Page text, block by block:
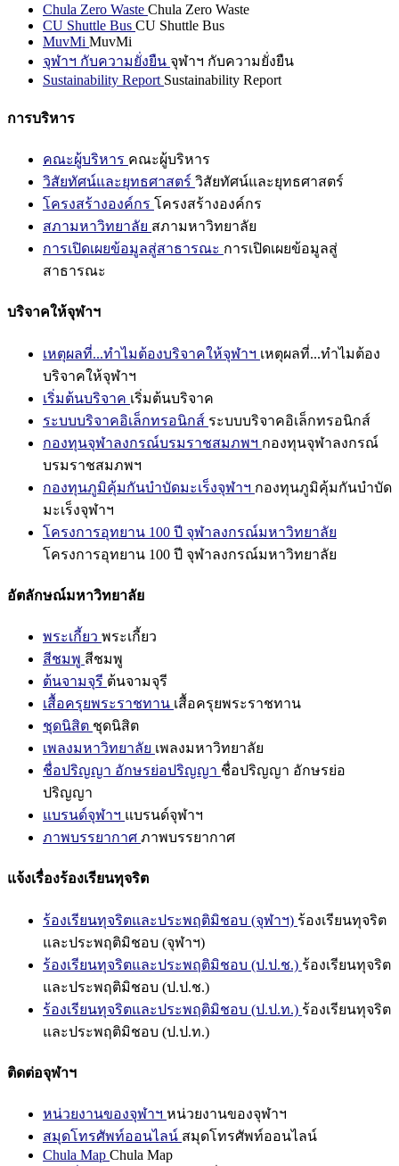
Chula Zero Waste Chula Zero Waste
CU Shuttle Bus CU Shuttle Bus
MuvMi MuvMi
จุฬาฯ กับความยั่งยืน จุฬาฯ กับความยั่งยืน
Sustainability Report Sustainability Report
การบริหาร
คณะผู้บริหาร คณะผู้บริหาร
วิสัยทัศน์และยุทธศาสตร์ วิสัยทัศน์และยุทธศาสตร์
โครงสร้างองค์กร โครงสร้างองค์กร
สภามหาวิทยาลัย สภามหาวิทยาลัย
การเปิดเผยข้อมูลสู่สาธารณะ การเปิดเผยข้อมูลสู่
สาธารณะ
บริจาคให้จุฬาฯ
เหตุผลที่...ทำไมต้องบริจาคให้จุฬาฯ เหตุผลที่...ทำไมต้อง
บริจาคให้จุฬาฯ
เริ่มต้นบริจาค เริ่มต้นบริจาค
ระบบบริจาคอิเล็กทรอนิกส์ ระบบบริจาคอิเล็กทรอนิกส์
กองทุนจุฬาลงกรณ์บรมราชสมภพฯ กองทุนจุฬาลงกรณ์
บรมราชสมภพฯ
กองทุนภูมิคุ้มกันบำบัดมะเร็งจุฬาฯ กองทุนภูมิคุ้มกันบำบัด
มะเร็งจุฬาฯ
โครงการอุทยาน 100 ปี จุฬาลงกรณ์มหาวิทยาลัย
โครงการอุทยาน 100 ปี จุฬาลงกรณ์มหาวิทยาลัย
อัตลักษณ์มหาวิทยาลัย
พระเกี้ยว พระเกี้ยว
สีชมพู สีชมพู
ต้นจามจุรี ต้นจามจุรี
เสื้อครุยพระราชทาน เสื้อครุยพระราชทาน
ชุดนิสิต ชุดนิสิต
เพลงมหาวิทยาลัย เพลงมหาวิทยาลัย
ชื่อปริญญา อักษรย่อปริญญา ชื่อปริญญา อักษรย่อ
ปริญญา
แบรนด์จุฬาฯ แบรนด์จุฬาฯ
ภาพบรรยากาศ ภาพบรรยากาศ
แจ้งเรื่องร้องเรียนทุจริต
ร้องเรียนทุจริตและประพฤติมิชอบ (จุฬาฯ) ร้องเรียนทุจริต
และประพฤติมิชอบ (จุฬาฯ)
ร้องเรียนทุจริตและประพฤติมิชอบ (ป.ป.ช.) ร้องเรียนทุจริต
และประพฤติมิชอบ (ป.ป.ช.)
ร้องเรียนทุจริตและประพฤติมิชอบ (ป.ป.ท.) ร้องเรียนทุจริต
และประพฤติมิชอบ (ป.ป.ท.)
ติดต่อจุฬาฯ
หน่วยงานของจุฬาฯ หน่วยงานของจุฬาฯ
สมุดโทรศัพท์ออนไลน์ สมุดโทรศัพท์ออนไลน์
Chula Map Chula Map